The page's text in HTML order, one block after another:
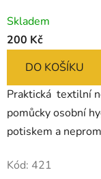
Skladem
200 Kč
DO KOŠÍKU
Praktická textilní
pomůcky osobní
potiskem a
Kód: 421